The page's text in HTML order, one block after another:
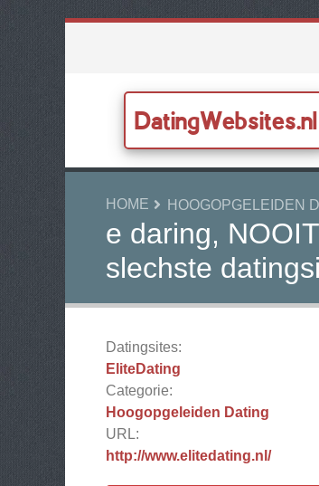
DatingWebsites.nl
HOME HOOGOPGELEIDEN
e daring,
slechste
Datingsites:
EliteDating
Categorie:
Hoogopgeleiden Dating
URL:
http://www.elitedating.nl/